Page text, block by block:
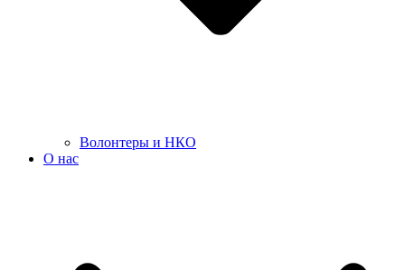
Волонтеры и НКО
О нас